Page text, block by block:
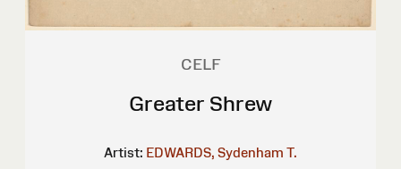
CELF
Greater Shrew
Artist: EDWARDS, Sydenham T.